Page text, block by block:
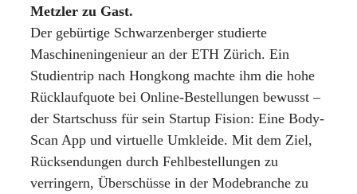
Metzler zu Gast.
Der gebürtige Schwarzenberger studierte
Maschineningenieur an der ETH Zürich. Ein
Studientrip nach Hongkong machte ihm die hohe
Rücklaufquote bei Online-Bestellungen bewusst –
der Startschuss für sein Startup Fision: Eine Body-
Scan App und virtuelle Umkleide. Mit dem Ziel,
Rücksendungen durch Fehlbestellungen zu
verringern, Überschüsse in der Modebranche zu